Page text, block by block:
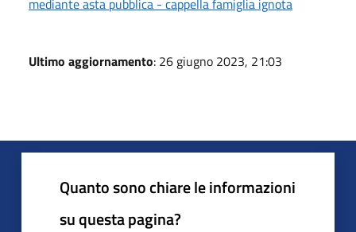
Ultimo aggiornamento: 26 giugno 2023, 21:03
Quanto sono chiare le informazioni
su questa pagina?